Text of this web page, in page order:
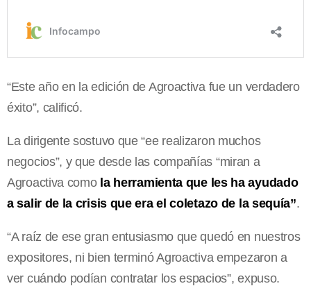
“Este año en la edición de Agroactiva fue un verdadero
éxito”, calificó.
La dirigente sostuvo que “ee realizaron muchos
negocios”, y que desde las compañías “miran a
Agroactiva como la herramienta que les ha ayudado
a salir de la crisis que era el coletazo de la sequía”.
“A raíz de ese gran entusiasmo que quedó en nuestros
expositores, ni bien terminó Agroactiva empezaron a
ver cuándo podían contratar los espacios”, expuso.